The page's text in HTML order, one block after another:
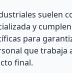
suelen
y
para
que trabaja
final.